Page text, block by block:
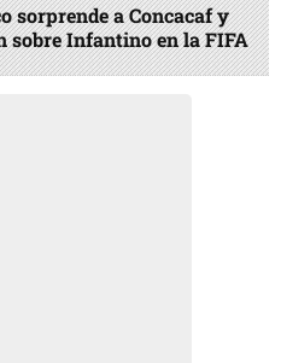
sorprende a Concacaf y
sobre Infantino en la FIFA